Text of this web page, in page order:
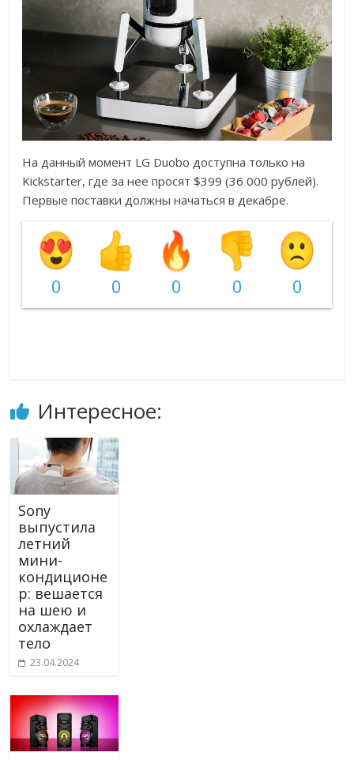
На данный момент LG Duobo доступна только на
Kickstarter, где за нее просят $399 (36 000 рублей).
Первые поставки должны начаться в декабре.
0 0 0 0 0
Интересное:
Sony
выпустила
летний
мини-
кондиционе
р: вешается
на шею и
охлаждает
тело
23.04.2024